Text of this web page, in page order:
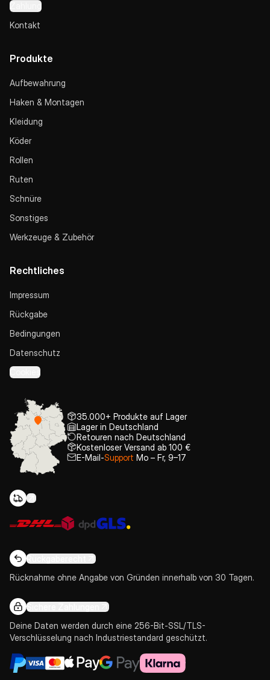
Zahlung
Kontakt
Produkte
Aufbewahrung
Haken & Montagen
Kleidung
Köder
Rollen
Ruten
Schnüre
Sonstiges
Werkzeuge & Zubehör
Rechtliches
Impressum
Rückgabe
Bedingungen
Datenschutz
Cookies
35.000+ Produkte auf Lager
Lager in Deutschland
Retouren nach Deutschland
Kostenloser Versand ab 100 €
E-Mail-Support Mo – Fr, 9–17
Rückgaberecht
Rücknahme ohne Angabe von Gründen innerhalb von 30 Tagen.
Sichere Zahlungen
Deine Daten werden durch eine 256-Bit-SSL/TLS-
Verschlüsselung nach Industriestandard geschützt.